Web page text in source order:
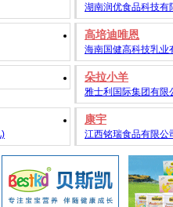
湖南润优食品科技有
高培迪唯恩
海南国健高科技乳业
朵拉小羊
雅士利国际集团有限
)
康宇
江西铭瑞食品有限公